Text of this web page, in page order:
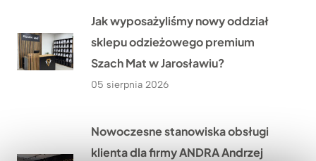
Jak wyposażyliśmy nowy oddział
sklepu odzieżowego premium
Szach Mat w Jarosławiu?
05 sierpnia 2026
Nowoczesne stanowiska obsługi
klienta dla firmy ANDRA Andrzej